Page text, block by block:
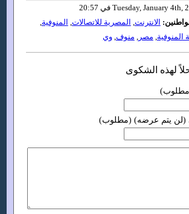
الانترنت, المصرية للاتصالات, المنوفية,
المنوفية, مصر, منوف,وي
حلاً لهذه الشكوى
(لن يتم عرضه) (مطلوب)